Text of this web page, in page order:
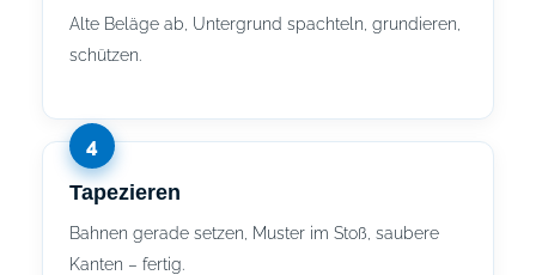
Alte Beläge ab, Untergrund spachteln, grundieren,
schützen.
Tapezieren
Bahnen gerade setzen, Muster im Stoß, saubere
Kanten – fertig.